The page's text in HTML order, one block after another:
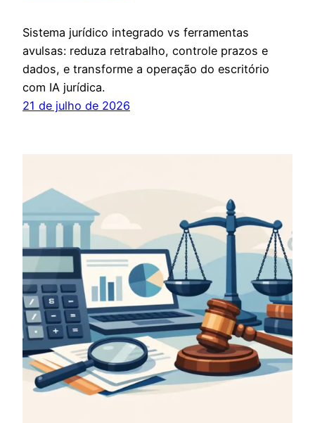
Sistema jurídico integrado vs ferramentas
avulsas: reduza retrabalho, controle prazos e
dados, e transforme a operação do escritório
com IA jurídica.
21 de julho de 2026